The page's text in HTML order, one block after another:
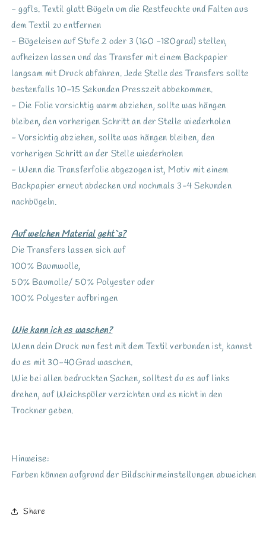
- ggfls. Textil glatt Bügeln um die Restfeuchte und Falten aus
dem Textil zu entfernen
- Bügeleisen auf Stufe 2 oder 3 (160 -180grad) stellen,
aufheizen lassen und das Transfer mit einem Backpapier
langsam mit Druck abfahren. Jede Stelle des Transfers sollte
bestenfalls 10-15 Sekunden Presszeit abbekommen.
- Die Folie vorsichtig warm abziehen, sollte was hängen
bleiben, den vorherigen Schritt an der Stelle wiederholen
- Vorsichtig abziehen, sollte was hängen bleiben, den
vorherigen Schritt an der Stelle wiederholen
- Wenn die Transferfolie abgezogen ist, Motiv mit einem
Backpapier erneut abdecken und nochmals 3-4 Sekunden
nachbügeln.
Auf welchen Material geht`s?
Die Transfers lassen sich auf
100% Baumwolle,
50% Baumolle/ 50% Polyester oder
100% Polyester aufbringen
Wie kann ich es waschen?
Wenn dein Druck nun fest mit dem Textil verbunden ist, kannst
du es mit 30-40Grad waschen.
Wie bei allen bedruckten Sachen, solltest du es auf links
drehen, auf Weichspüler verzichten und es nicht in den
Trockner geben.
Hinweise:
Farben können aufgrund der Bildschirmeinstellungen abweichen
Share